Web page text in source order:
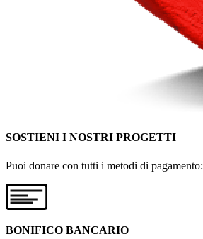
SOSTIENI I NOSTRI PROGETTI
Puoi donare con tutti i metodi di pagamento:
BONIFICO BANCARIO